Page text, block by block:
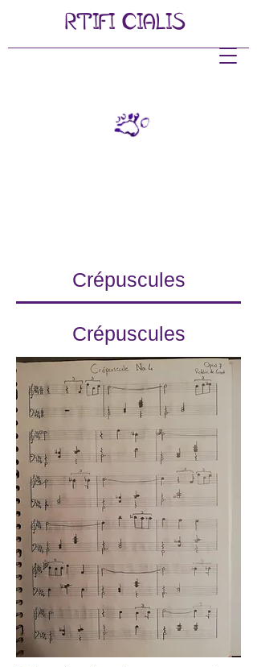
RTIFI CIALIS
Crépuscules
Crépuscules